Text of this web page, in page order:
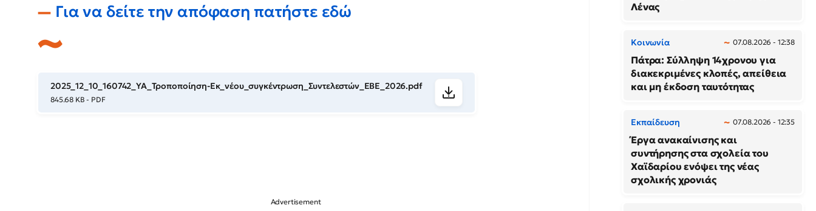
Για να δείτε την απόφαση πατήστε εδώ
2025_12_10_160742_ΥΑ_Τροποποίηση-Εκ_νέου_συγκέντρωση_Συντελεστών_ΕΒΕ_2026.pdf
845.68 KB - PDF
Λένας
Κοινωνία 07.08.2026 - 12:38
Πάτρα: Σύλληψη 14χρονου για
διακεκριμένες κλοπές, απείθεια
και μη έκδοση ταυτότητας
Εκπαίδευση 07.08.2026 - 12:35
Έργα ανακαίνισης και
συντήρησης στα σχολεία του
Χαϊδαρίου ενόψει της νέας
σχολικής χρονιάς